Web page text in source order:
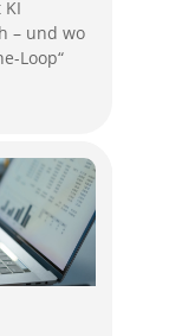
– und wo
Loop“